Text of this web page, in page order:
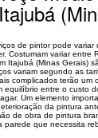
de pintor pode variar
Costumam variar entre
Itajubá (Minas Gerais)
variam segundo as
complicados terão um
equilíbrio entre o custo
Um elemento
da pintura
de obra de pintura
parede que necessita